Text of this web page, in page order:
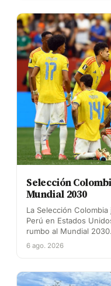
Selección
Mundial 2030
La Selección
Perú en Estados
rumbo al Mundial 2030.
6 ago. 2026